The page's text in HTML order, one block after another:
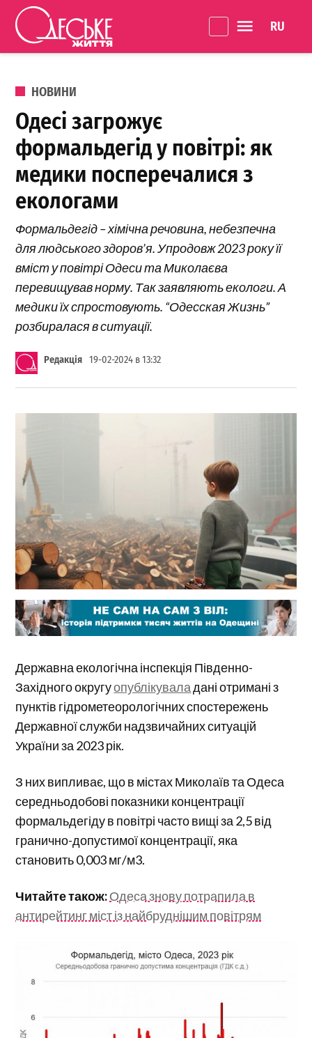
Перейти до вмісту
Життя
ОПУБЛІКОВАНО В
НОВИНИ
Одесі загрожує
формальдегід у повітрі: як
медики посперечалися з
екологами
Формальдегід – хімічна речовина, небезпечна
для людського здоров’я. Упродовж 2023 року її
вміст у повітрі Одеси та Миколаєва
перевищував норму. Так заявляють екологи. А
медики їх спростовують. “Одесская Жизнь”
розбиралася в ситуації.
Редакція 19-02-2024 в 13:32
Державна екологічна інспекція Південно-
Західного округуопублікуваладані отримані з
пунктів гідрометеорологічних спостережень
Державної служби надзвичайних ситуацій
України за 2023 рік.
З них випливає, що в містах Миколаїв та Одеса
середньодобові показники концентрації
формальдегіду в повітрі часто вищі за 2,5 від
гранично-допустимої концентрації, яка
становить 0,003 мг/м3.
Читайте також:Одеса знову потрапила в
антирейтинг міст із найбруднішим повітрям